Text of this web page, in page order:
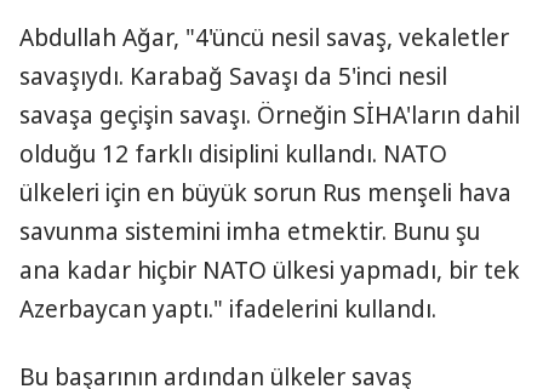
Abdullah Ağar, "4'üncü nesil savaş, vekaletler
savaşıydı. Karabağ Savaşı da 5'inci nesil
savaşa geçişin savaşı. Örneğin SİHA'ların dahil
olduğu 12 farklı disiplini kullandı. NATO
ülkeleri için en büyük sorun Rus menşeli hava
savunma sistemini imha etmektir. Bunu şu
ana kadar hiçbir NATO ülkesi yapmadı, bir tek
Azerbaycan yaptı." ifadelerini kullandı.
Bu başarının ardından ülkeler savaş